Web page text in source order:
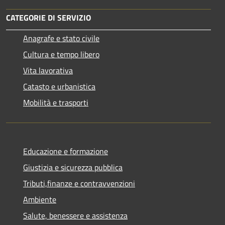
CATEGORIE DI SERVIZIO
Anagrafe e stato civile
Cultura e tempo libero
Vita lavorativa
Catasto e urbanistica
Mobilità e trasporti
Educazione e formazione
Giustizia e sicurezza pubblica
Tributi,finanze e contravvenzioni
Ambiente
Salute, benessere e assistenza